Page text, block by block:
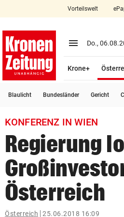
account_circle Anmelden
bookmark
search
Suchbegriff
eingeben
Vorteilswelt
menu Menü
Do.,
Krone+
Blaulicht Bundesländer Gericht
KONFERENZ IN WIEN
Regierung
Österreich
Österreich 25.06.2018 16:09